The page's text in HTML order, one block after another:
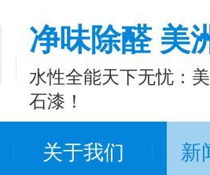
净味除醛 美
水性全能天下无忧：
石漆！
关于我们 新